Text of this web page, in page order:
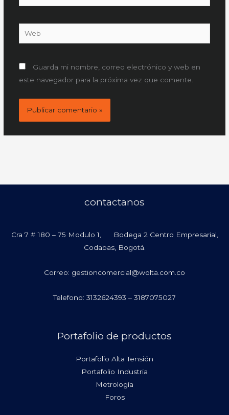
electrónico*
Guarda mi nombre, correo electrónico y web en
este navegador para la próxima vez que comente.
contactanos
Cra 7 # 180 – 75 Modulo 1, Bodega 2 Centro Empresarial,
Codabas, Bogotá.
Correo: gestioncomercial@wolta.com.co
Telefono: 3132624393 – 3187075027
Portafolio de productos
Portafolio Alta Tensión
Portafolio Industria
Metrología
Foros